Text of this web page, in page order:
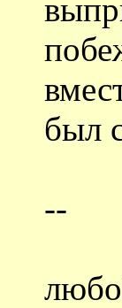
был
--